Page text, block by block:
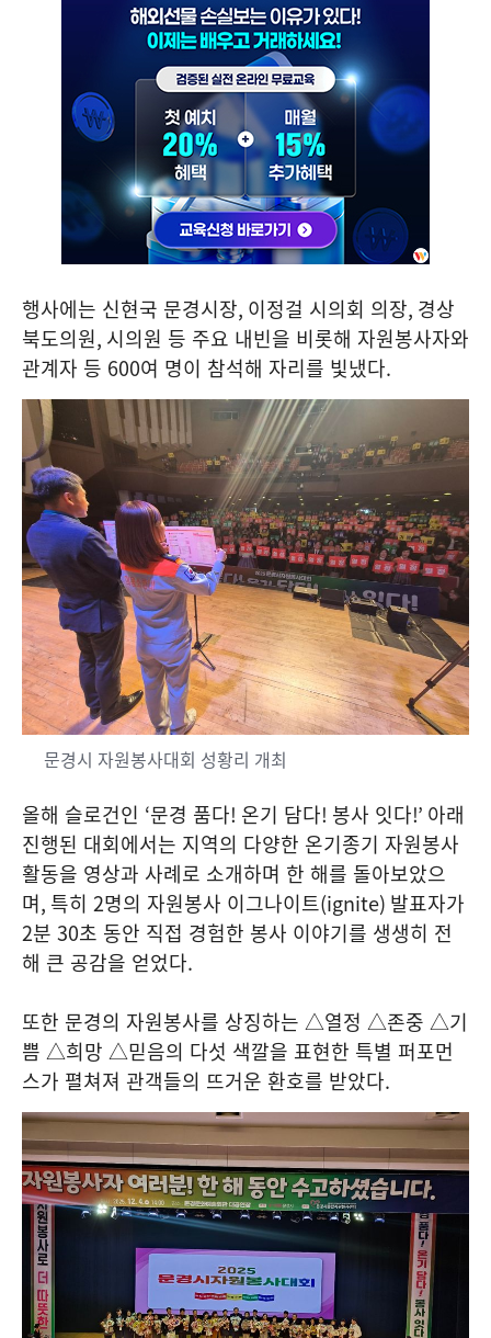
행사에는 신현국 문경시장, 이정걸 시의회 의장, 경상
북도의원, 시의원 등 주요 내빈을 비롯해 자원봉사자와
관계자 등 600여 명이 참석해 자리를 빛냈다.
문경시 자원봉사대회 성황리 개최
올해 슬로건인 ‘문경 품다! 온기 담다! 봉사 잇다!’ 아래
진행된 대회에서는 지역의 다양한 온기종기 자원봉사
활동을 영상과 사례로 소개하며 한 해를 돌아보았으
며, 특히 2명의 자원봉사 이그나이트(ignite) 발표자가
2분 30초 동안 직접 경험한 봉사 이야기를 생생히 전
해 큰 공감을 얻었다.
또한 문경의 자원봉사를 상징하는 △열정 △존중 △기
쁨 △희망 △믿음의 다섯 색깔을 표현한 특별 퍼포먼
스가 펼쳐져 관객들의 뜨거운 환호를 받았다.